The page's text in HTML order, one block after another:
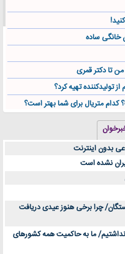
خانگی ساده
من تا دکتر قمری
تولیدکننده تهیه کرد؟
متریال برای شما بهتر است؟
در بازار ایران
انتخاب باشد
کدام است؟
از تصمیم‌گیری
ایرانیان
پرونده‌های حساس و کلان
بدون اینترنت
نشده است
چرا برخی هنوز عیدی دریافت
ما به حاکمیت همه کشورهای